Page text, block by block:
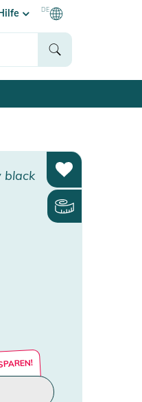
DE
black